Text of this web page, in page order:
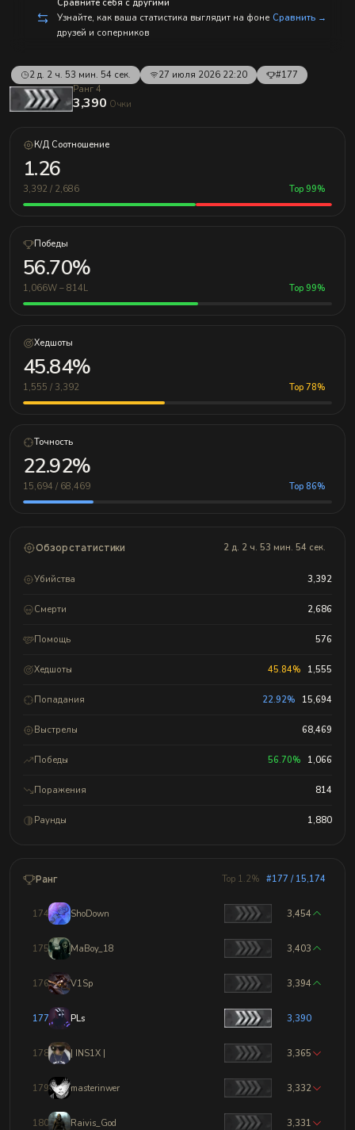
Сравните себя с другими
Узнайте, как ваша статистика выглядит на фоне
друзей и соперников
Сравнить →
2 д. 2 ч. 53 мин. 54 сек. 27 июля 2026 22:20
#177
Ранг 4
3,390 Очки
К/Д Соотношение
1.26
3,392 / 2,686 Top 99%
Победы
56.70%
1,066W – 814L Top 99%
Хедшоты
45.84%
1,555 / 3,392 Top 78%
Точность
22.92%
15,694 / 68,469 Top 86%
Обзор статистики 2 д. 2 ч. 53 мин. 54 сек.
Убийства 3,392
Смерти 2,686
Помощь 576
Хедшоты 45.84% 1,555
Попадания 22.92% 15,694
Выстрелы 68,469
Победы 56.70% 1,066
Поражения 814
Раунды 1,880
Ранг Top 1.2% #177 / 15,174
174 ShoDown 3,454
175 MaBoy_18 3,403
176 V1Sp 3,394
177 PLs 3,390
178 | INS1X | 3,365
179 masterinwer 3,332
180 Raivis_God 3,331
л
е
н
и
е